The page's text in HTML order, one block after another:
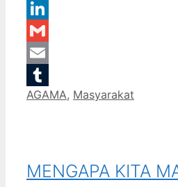
WhatsApp
LinkedIn
Gmail
Email
Tumblr
Categories
AGAMA, Masyarakat
MENGAPA KITA